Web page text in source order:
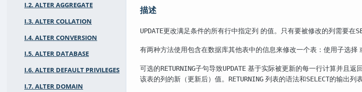
I.2. ALTER AGGREGATE
I.3. ALTER COLLATION
I.4. ALTER CONVERSION
I.5. ALTER DATABASE
I.6. ALTER DEFAULT PRIVILEGES
I.7. ALTER DOMAIN
描述
UPDATE更改满足条件的所有行中指定列 的值。只有要被修改的列需要在
有两种方法使用包含在数据库其他表中的信息来修改一个表：使用子选择
可选的RETURNING子句导致UPDATE 基于实际被更新的每一行计算并且返
该表的列的新（更新后）值。
RETURNING 列表的语法和SELECT的输出列